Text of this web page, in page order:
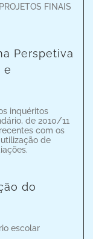
FINAIS
Perspetiva
e
inquéritos
de 2010/11
com os
de
do
escolar